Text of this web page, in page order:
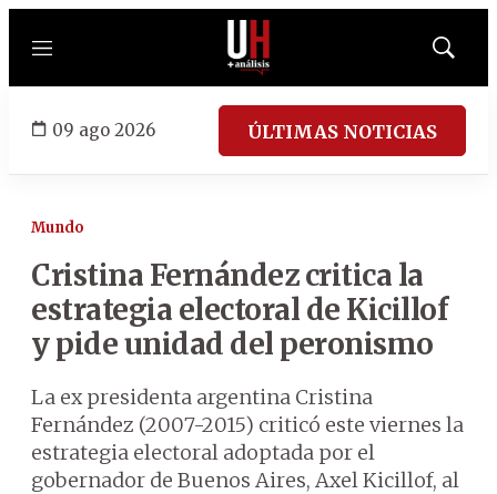
Menú
Mostrar
09 ago 2026 ÚLTIMAS NOTICIAS
Mundo
Cristina Fernández critica la
estrategia electoral de Kicillof
y pide unidad del peronismo
La ex presidenta argentina Cristina
Fernández (2007-2015) criticó este viernes la
estrategia electoral adoptada por el
gobernador de Buenos Aires, Axel Kicillof, al